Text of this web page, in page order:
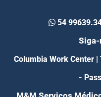
54
Columbia Work Center
-